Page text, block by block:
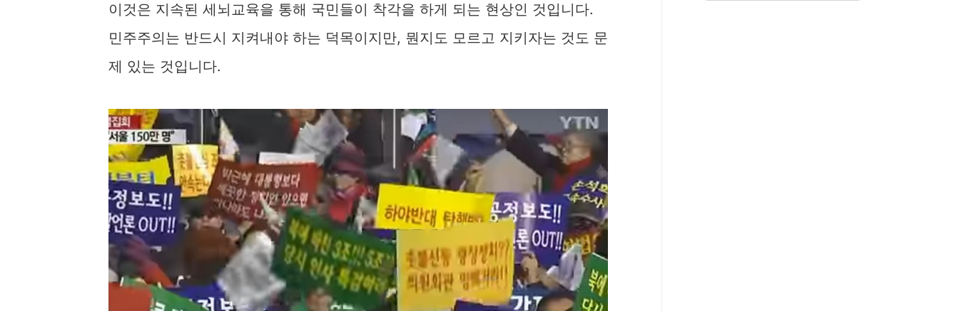
이것은 지속된 세뇌교육을 통해 국민들이 착각을 하게 되는 현상인 것입니다.
민주주의는 반드시 지켜내야 하는 덕목이지만, 뭔지도 모르고 지키자는 것도 문
제 있는 것입니다.